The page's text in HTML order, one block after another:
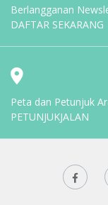
Berlangganan
DAFTAR SEKARANG
Peta dan Petunjuk
PETUNJUKJALAN